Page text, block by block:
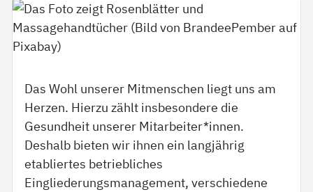
Das Wohl unserer Mitmenschen liegt uns am
Herzen. Hierzu zählt insbesondere die
Gesundheit unserer Mitarbeiter*innen.
Deshalb bieten wir ihnen ein langjährig
etabliertes betriebliches
Eingliederungsmanagement, verschiedene